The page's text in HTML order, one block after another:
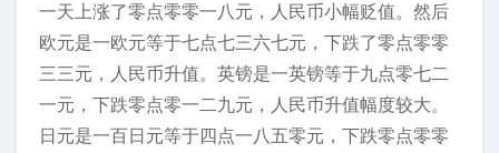
一天上涨了零点零零一八元，人民币小幅贬值。然后
欧元是一欧元等于七点七三六七元，下跌了零点零零
三三元，人民币升值。英镑是一英镑等于九点零七二
一元，下跌零点零一二九元，人民币升值幅度较大。
日元是一百日元等于四点一八五零元，下跌零点零零